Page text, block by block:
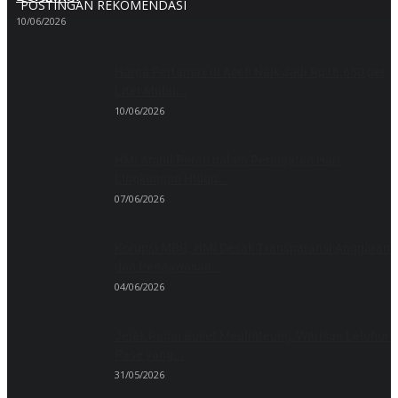
POSTINGAN REKOMENDASI
10/06/2026
10/06/2026
07/06/2026
04/06/2026
31/05/2026